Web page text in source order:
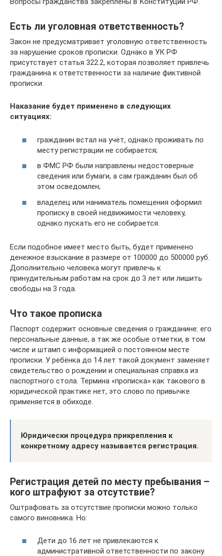
Есть ли уголовная ответственность?
Закон не предусматривает уголовную ответственность
за нарушение сроков прописки. Однако в УК РФ
присутствует статья 322.2, которая позволяет привлечь
гражданина к ответственности за наличие фиктивной
прописки.
Наказание будет применено в следующих
ситуациях:
гражданин встал на учёт, однако проживать по
месту регистрации не собирается;
в ФМС РФ были направлены недостоверные
сведения или бумаги, а сам гражданин был об
этом осведомлен;
владелец или наниматель помещения оформил
прописку в своей недвижимости человеку,
однако пускать его не собирается.
Если подобное имеет место быть, будет применено
денежное взыскание в размере от 100000 до 500000 руб.
Дополнительно человека могут привлечь к
принудительным работам на срок до 3 лет или лишить
свободы на 3 года.
Что такое прописка
Паспорт содержит основные сведения о гражданине: его
персональные данные, а так же особые отметки, в том
числе и штамп с информацией о постоянном месте
прописки. У ребёнка до 14 лет такой документ заменяет
свидетельство о рождении и специальная справка из
паспортного стола. Термина «прописка» как такового в
юридической практике нет, это слово по привычке
применяется в обиходе.
Юридически процедура прикрепления к
конкретному адресу называется регистрация.
Регистрация детей по месту пребывания –
кого штрафуют за отсутствие?
Оштрафовать за отсутствие прописки можно только
самого виновника. Но:
Дети до 16 лет не привлекаются к
административной ответственности по закону.